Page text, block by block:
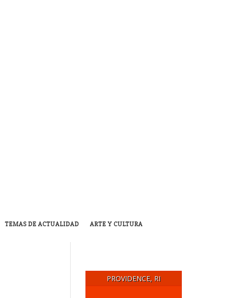
TEMAS DE ACTUALIDAD ARTE Y CULTURA
PROVIDENCE, RI